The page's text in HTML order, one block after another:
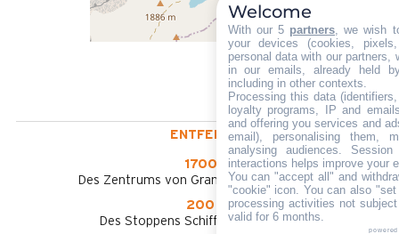
ENTFERNT :
1700 m
Des Zentrums von Grand-Bornand Chinaillon
200 m
Des Stoppens Schiffchen im Sommer
Welcome
With our 5 partners, we wish
your devices (cookies,
personal data with our partners,
in our emails, already held
including in other contexts.
Processing this data
loyalty programs, IP and
and offering you services and
email), personalising them,
analysing audiences.
interactions helps improve your
You can "accept all" and
"cookie" icon. You can also
processing activities not
valid for 6 months.